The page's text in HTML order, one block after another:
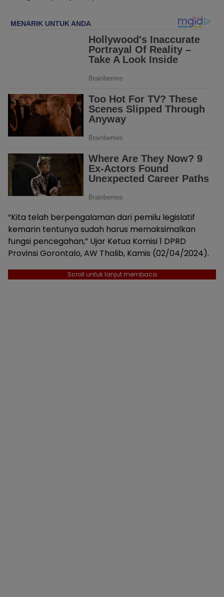
“Kita telah berpengalaman dari pemilu legislatif
kemarin tentunya sudah harus memaksimalkan
fungsi pencegahan,” Ujar Ketua Komisi 1 DPRD
Provinsi Gorontalo, AW Thalib, Kamis (02/04/2024).
Scroll untuk lanjut membaca